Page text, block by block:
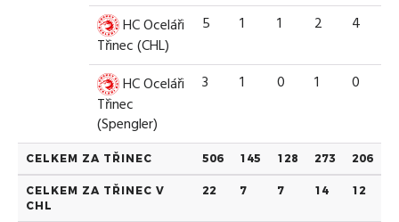
HC Oceláři
Třinec (CHL)
5 1 1 2 4
HC Oceláři
Třinec
(Spengler)
3 1 0 1 0
CELKEM ZA TŘINEC 506 145 128 273 206
CELKEM ZA TŘINEC V
CHL
22 7 7 14 12